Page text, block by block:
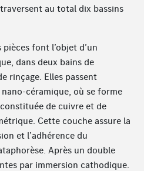
au total dix bassins
font l’objet d’un
dans deux bains de
rinçage. Elles passent
céramique, où se forme
de cuivre et de
Cette couche assure la
et l’adhérence du
Après un double
par immersion cathodique.